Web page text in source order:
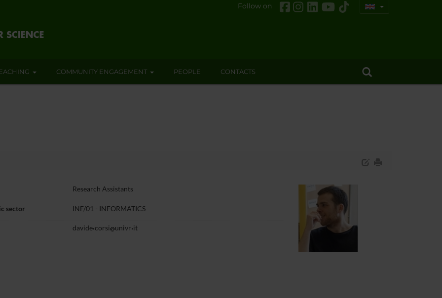
Follow on
COMMUNITY ENGAGEMENT PEOPLE CONTACTS
Research Assistants
sector INF/01 - INFORMATICS
davide corsi univr it